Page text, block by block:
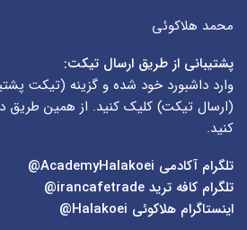
محمد هلاکوئی
پشتیبانی از طریق ارسال تیکت:
وارد داشبورد خود شده و گزینه (تیکت
(ارسال تیکت) کلیک کنید. از همین طریق
کنید.
تلگرام آکادمی
تلگرام کافه ترید irancafetrade@
اینستاگرام هلاکوئی Halakoei@